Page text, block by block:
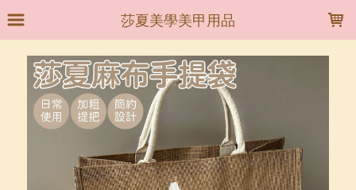
莎夏美學美甲用品